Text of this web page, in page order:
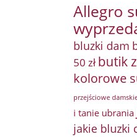
Allegro
bluzki dam
50 zł butik
kolorowe
przejściowe
i tanie ubrania
jakie bluzki